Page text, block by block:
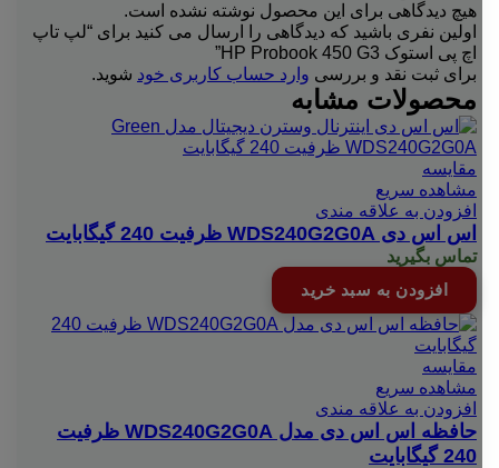
هیچ دیدگاهی برای این محصول نوشته نشده است.
اولین نفری باشید که دیدگاهی را ارسال می کنید برای “لپ تاپ
اچ پی استوک HP Probook 450 G3”
برای ثبت نقد و بررسی وارد حساب کاربری خود شوید.
محصولات مشابه
مقایسه
مشاهده سریع
افزودن به علاقه مندی
اس اس دی WDS240G2G0A ظرفیت 240 گیگابایت
تماس بگیرید
افزودن به سبد خرید
مقایسه
مشاهده سریع
افزودن به علاقه مندی
حافظه اس اس دی مدل WDS240G2G0A ظرفیت
240 گیگابایت